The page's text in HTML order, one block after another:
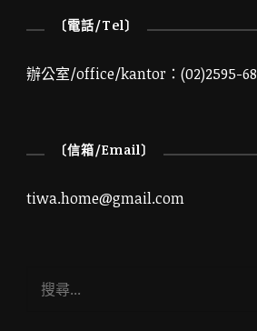
〔電話/Tel〕
辦公室/office/kantor：(02)2595-
〔信箱/Email〕
tiwa.home@gmail.com